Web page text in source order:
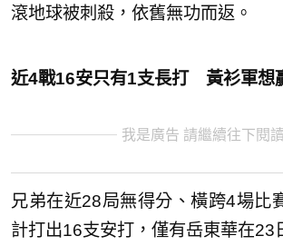
滾地球被刺殺，依舊無功而返。
近4戰16安只有1支長打 黃衫軍想
我是廣告 請繼續往下閱讀
兄弟在近28局無得分、橫跨4場比
計打出16支安打，僅有岳東華在23